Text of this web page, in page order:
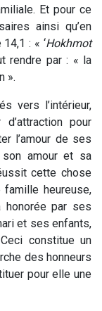
Et pour ce
ainsi qu’en
: « ‘Hokhmot
rendre par : « la
».
vers l’intérieur,
pour
l’amour de ses
son amour et sa
cette chose
heureuse,
par ses
et ses enfants,
constitue un
des honneurs
pour elle une